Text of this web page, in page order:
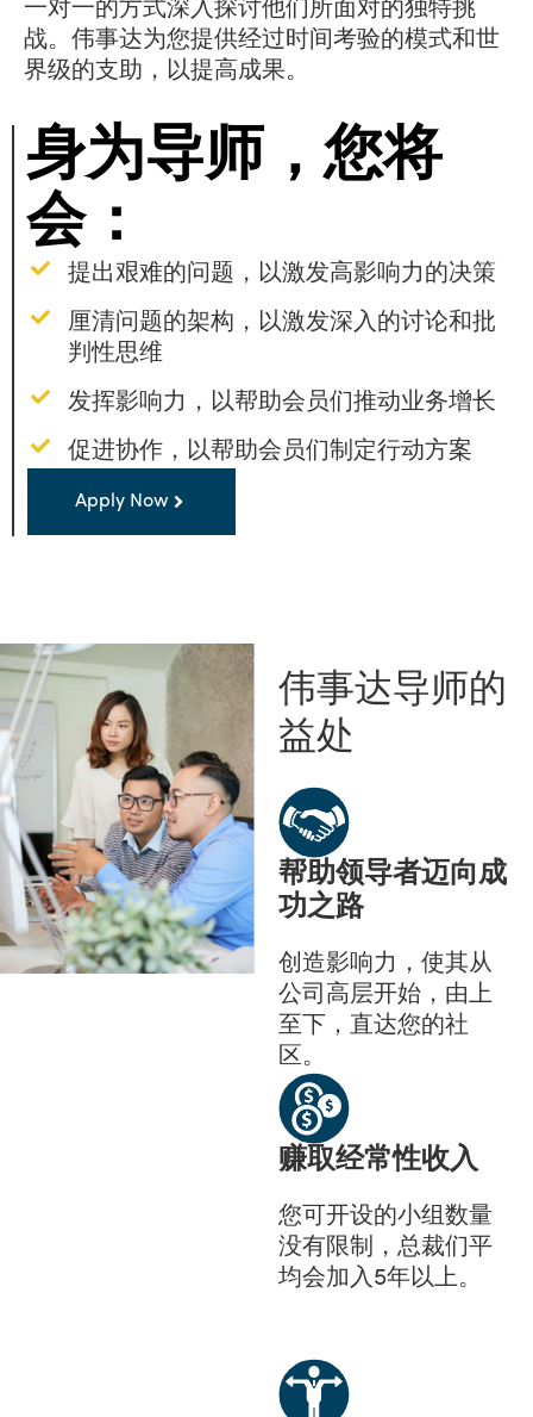
一对一的方式深入探讨他们所面对的独特挑
战。伟事达为您提供经过时间考验的模式和世
界级的支助，以提高成果。
身为导师，您将
会：
提出艰难的问题，以激发高影响力的决策
厘清问题的架构，以激发深入的讨论和批
判性思维
发挥影响力，以帮助会员们推动业务增长
促进协作，以帮助会员们制定行动方案
Apply Now
伟事达导师的
益处
帮助领导者迈向成
功之路
创造影响力，使其从
公司高层开始，由上
至下，直达您的社
区。
赚取经常性收入
您可开设的小组数量
没有限制，总裁们平
均会加入5年以上。